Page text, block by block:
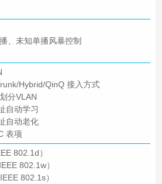
、未知单播风暴控制
Hybrid/QinQ 接入方式
分VLAN
自动学习
自动老化
表项
802.1d）
802.1w）
802.1s）